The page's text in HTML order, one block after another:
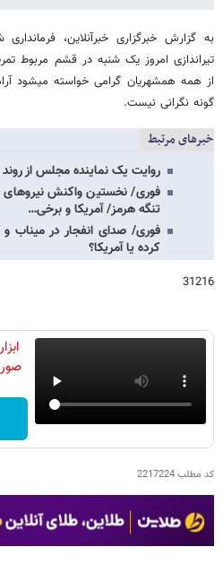
به گزارش خبرگزاری خبرآنلاین،
تیراندازی امروز یک شنبه در قشم مربوط
از همه همشهریان گرامی خواسته میشود
گونه نگرانی نیست.
خبرهای مرتبط
روایت یک نماینده مجلس از
فوری/ نخستین واکنش نیروهای
تنگه هرمز/ آمریکا و برخی…
فوری/ صدای انفجار در میناب
کرده یا آمریکا؟
31216
کد مطلب2217224